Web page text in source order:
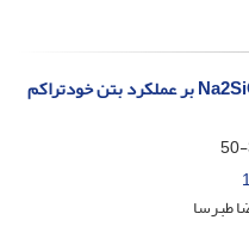
تاثیر غلظت NaOH و نسبت Na2SiO3/NaOH بر عملکرد بتن خودتراکم
طبرسا